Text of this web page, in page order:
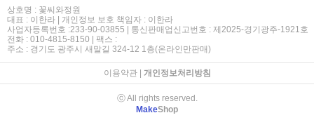
상호명 : 꽃씨와정원
대표 : 이한라 | 개인정보 보호 책임자 : 이한라
사업자등록번호 :233-90-03855 | 통신판매업신고번호 : 제2025-경기광주-1921호
전화 : 010-4815-8150 | 팩스 :
주소 : 경기도 광주시 새말길 324-12 1층(온라인만판매)
이용약관| 개인정보처리방침
ⓒ All rights reserved.
MakeShop